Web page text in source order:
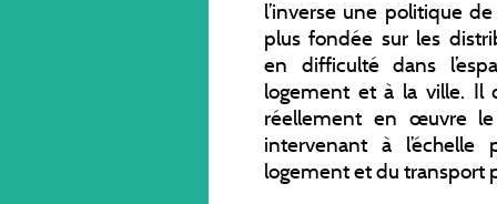
l’inverse une politique
plus fondée sur les
en difficulté dans
logement et à la ville.
réellement en œuvre
intervenant à
logement et du transport